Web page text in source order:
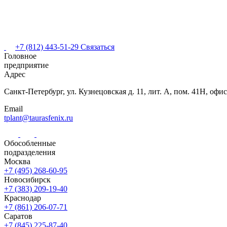
+7 (812) 443-51-29 Связаться
Головное
предприятие
Адрес
Санкт-Петербург, ул. Кузнецовская д. 11, лит. А, пом. 41Н,
Email
tplant@taurasfenix.ru
Обособленные
подразделения
Москва
+7 (495) 268-60-95
Новосибирск
+7 (383) 209-19-40
Краснодар
+7 (861) 206-07-71
Саратов
+7 (845) 225-87-40